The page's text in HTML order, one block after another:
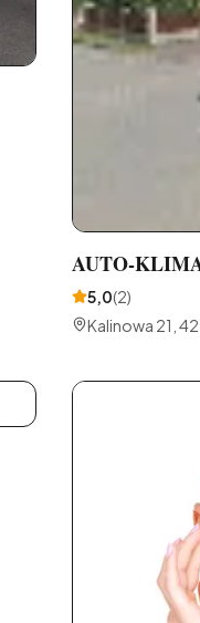
AUTO-
5,0(2)
Kalinowa 21,